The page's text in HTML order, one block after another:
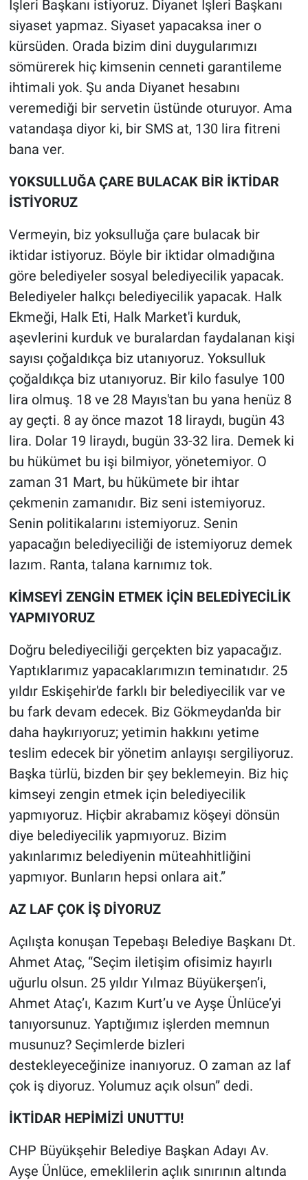
İşleri Başkanı istiyoruz. Diyanet İşleri Başkanı
siyaset yapmaz. Siyaset yapacaksa iner o
kürsüden. Orada bizim dini duygularımızı
sömürerek hiç kimsenin cenneti garantileme
ihtimali yok. Şu anda Diyanet hesabını
veremediği bir servetin üstünde oturuyor. Ama
vatandaşa diyor ki, bir SMS at, 130 lira fitreni
bana ver.
YOKSULLUĞA ÇARE BULACAK BİR İKTİDAR
İSTİYORUZ
Vermeyin, biz yoksulluğa çare bulacak bir
iktidar istiyoruz. Böyle bir iktidar olmadığına
göre belediyeler sosyal belediyecilik yapacak.
Belediyeler halkçı belediyecilik yapacak. Halk
Ekmeği, Halk Eti, Halk Market'i kurduk,
aşevlerini kurduk ve buralardan faydalanan kişi
sayısı çoğaldıkça biz utanıyoruz. Yoksulluk
çoğaldıkça biz utanıyoruz. Bir kilo fasulye 100
lira olmuş. 18 ve 28 Mayıs'tan bu yana henüz 8
ay geçti. 8 ay önce mazot 18 liraydı, bugün 43
lira. Dolar 19 liraydı, bugün 33-32 lira. Demek ki
bu hükümet bu işi bilmiyor, yönetemiyor. O
zaman 31 Mart, bu hükümete bir ihtar
çekmenin zamanıdır. Biz seni istemiyoruz.
Senin politikalarını istemiyoruz. Senin
yapacağın belediyeciliği de istemiyoruz demek
lazım. Ranta, talana karnımız tok.
KİMSEYİ ZENGİN ETMEK İÇİN BELEDİYECİLİK
YAPMIYORUZ
Doğru belediyeciliği gerçekten biz yapacağız.
Yaptıklarımız yapacaklarımızın teminatıdır. 25
yıldır Eskişehir'de farklı bir belediyecilik var ve
bu fark devam edecek. Biz Gökmeydan'da bir
daha haykırıyoruz; yetimin hakkını yetime
teslim edecek bir yönetim anlayışı sergiliyoruz.
Başka türlü, bizden bir şey beklemeyin. Biz hiç
kimseyi zengin etmek için belediyecilik
yapmıyoruz. Hiçbir akrabamız köşeyi dönsün
diye belediyecilik yapmıyoruz. Bizim
yakınlarımız belediyenin müteahhitliğini
yapmıyor. Bunların hepsi onlara ait.”
AZ LAF ÇOK İŞ DİYORUZ
Açılışta konuşan Tepebaşı Belediye Başkanı Dt.
Ahmet Ataç, “Seçim iletişim ofisimiz hayırlı
uğurlu olsun. 25 yıldır Yılmaz Büyükerşen’i,
Ahmet Ataç’ı, Kazım Kurt’u ve Ayşe Ünlüce’yi
tanıyorsunuz. Yaptığımız işlerden memnun
musunuz? Seçimlerde bizleri
destekleyeceğinize inanıyoruz. O zaman az laf
çok iş diyoruz. Yolumuz açık olsun” dedi.
İKTİDAR HEPİMİZİ UNUTTU!
CHP Büyükşehir Belediye Başkan Adayı Av.
Ayşe Ünlüce, emeklilerin açlık sınırının altında